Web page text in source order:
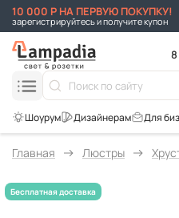
10 000 Р НА ПЕРВУЮ ПОКУПКУ!
зарегистрируйтесь и получите купон
Для
Главная Люстры